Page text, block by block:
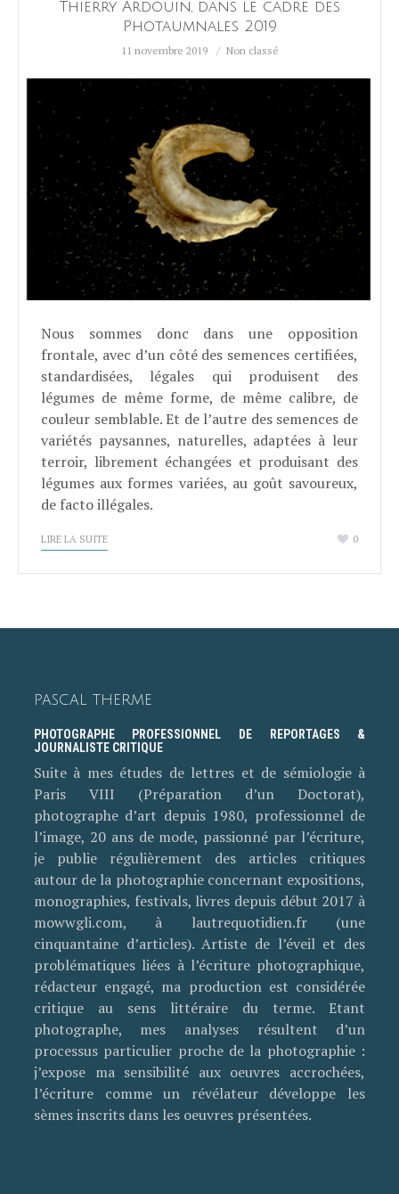
Thierry Ardouin, dans le cadre des
Photaumnales 2019
11 novembre 2019 Non classé
Nous sommes donc dans une opposition
frontale, avec d’un côté des semences certifiées,
standardisées, légales qui produisent des
légumes de même forme, de même calibre, de
couleur semblable. Et de l’autre des semences de
variétés paysannes, naturelles, adaptées à leur
terroir, librement échangées et produisant des
légumes aux formes variées, au goût savoureux,
de facto illégales.
LIRE LA SUITE 0
PASCAL THERME
PHOTOGRAPHE PROFESSIONNEL DE REPORTAGES &
JOURNALISTE CRITIQUE
Suite à mes études de lettres et de sémiologie à
Paris VIII (Préparation d’un Doctorat),
photographe d’art depuis 1980, professionnel de
l’image, 20 ans de mode, passionné par l’écriture,
je publie régulièrement des articles critiques
autour de la photographie concernant expositions,
monographies, festivals, livres depuis début 2017 à
mowwgli.com, à lautrequotidien.fr (une
cinquantaine d’articles). Artiste de l’éveil et des
problématiques liées à l’écriture photographique,
rédacteur engagé, ma production est considérée
critique au sens littéraire du terme. Etant
photographe, mes analyses résultent d’un
processus particulier proche de la photographie :
j’expose ma sensibilité aux oeuvres accrochées,
l’écriture comme un révélateur développe les
sèmes inscrits dans les oeuvres présentées.